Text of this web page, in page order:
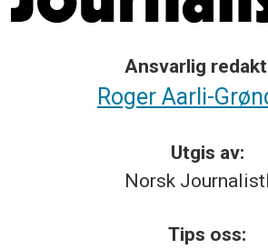
Ansvarlig
Roger Aarli-
Utgis av:
Norsk
Tips oss: